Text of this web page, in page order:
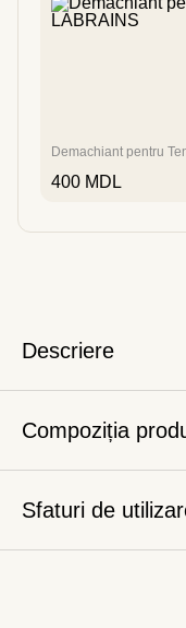
Demachiant pentru
400 MDL
Descriere
Compoziția
Sfaturi de